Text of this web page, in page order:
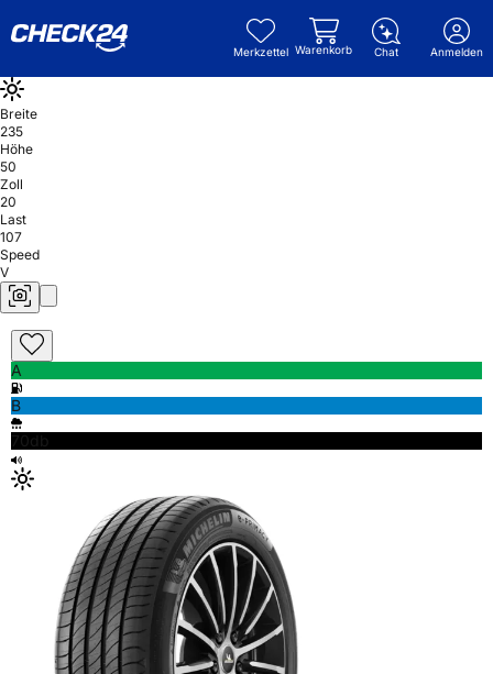
Merkzettel Warenkorb Chat Anmelden
Breite
235
Höhe
50
Zoll
20
Last
107
Speed
V
A
B
70db